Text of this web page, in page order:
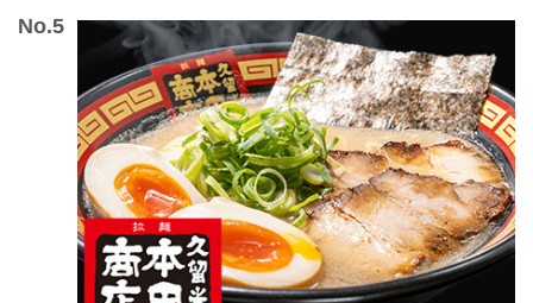
も小麦の香りを楽しめるが、つけ汁に麺をくぐらせると麺
に絡み合う濃厚どろつけ汁の強烈なパンチが炸裂するほど
変貌する！